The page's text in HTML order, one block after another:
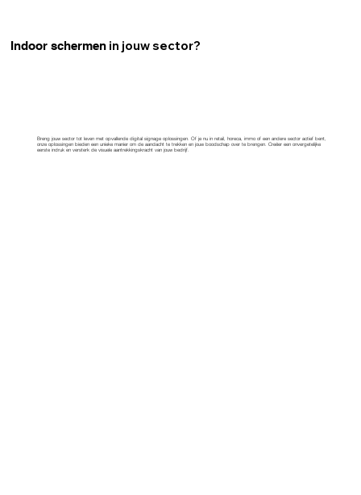
Breng jouw sector tot leven met opvallende digital signage oplossingen. Of je nu in retail, horeca, immo of een andere sector actief bent,
onze oplossingen bieden een unieke manier om de aandacht te trekken en jouw boodschap over te brengen. Creëer een onvergetelijke
eerste indruk en versterk de visuele aantrekkingskracht van jouw bedrijf.
Indoor schermen in jouw sector?